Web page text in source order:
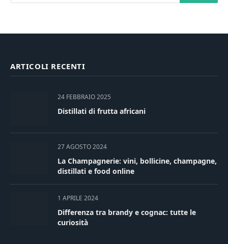
ARTICOLI RECENTI
24 FEBBRAIO 2025
Distillati di frutta africani
27 AGOSTO 2024
La Champagnerie: vini, bollicine, champagne,
distillati e food online
1 APRILE 2024
Differenza tra brandy e cognac: tutte le
curiosità